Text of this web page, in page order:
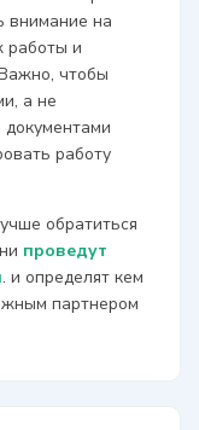
внимание на
работы и
чтобы
а не
работу
обратиться
проведут
. и определят кем
партнером